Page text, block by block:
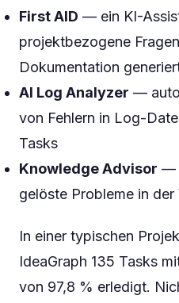
First AID — ein KI-
projektbezogene
Dokumentation
AI Log Analyzer —
von Fehlern in Log-
Tasks
Knowledge Advisor —
gelöste Probleme in der
In einer typischen
IdeaGraph 135 Tasks
von 97,8 % erledigt.